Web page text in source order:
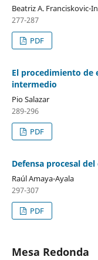
Beatriz A. Franciskovic-
277-287
PDF
El procedimiento de
intermedio
Pio Salazar
289-296
PDF
Defensa procesal
Raúl Amaya-Ayala
297-307
PDF
Mesa Redonda